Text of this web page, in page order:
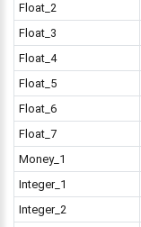
Float_2
Float_3
Float_4
Float_5
Float_6
Float_7
Money_1
Integer_1
Integer_2